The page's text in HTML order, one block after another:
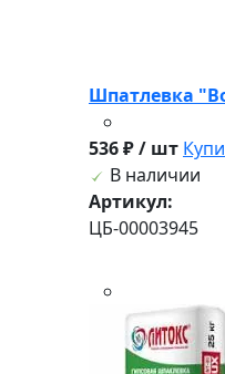
Шпатлевка
536 ₽ / шт
В наличии
Артикул:
ЦБ-00003945